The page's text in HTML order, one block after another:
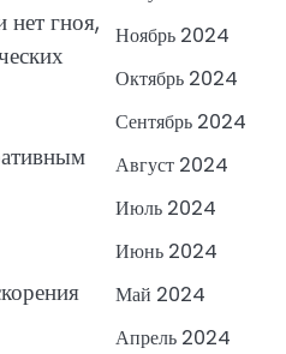
гноя,
Ноябрь 2024
Октябрь 2024
Сентябрь 2024
Август 2024
Июль 2024
Июнь 2024
Май 2024
Апрель 2024